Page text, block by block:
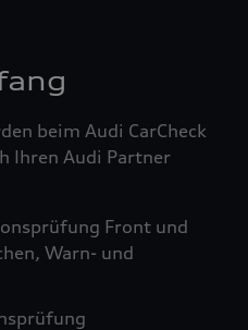
beim Audi CarCheck
Ihren Audi Partner
Front und
Warn- und